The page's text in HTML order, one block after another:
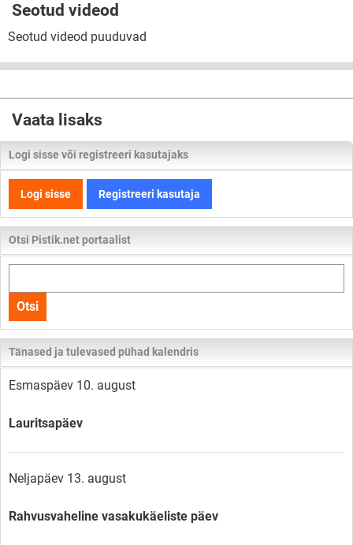
Seotud videod
Seotud videod puuduvad
Vaata lisaks
Logi sisse või registreeri kasutajaks
Logi sisse Registreeri kasutaja
Otsi Pistik.net portaalist
kogu
lehelt
Otsi
Tänased ja tulevased pühad kalendris
Esmaspäev 10. august
Lauritsapäev
Neljapäev 13. august
Rahvusvaheline vasakukäeliste päev